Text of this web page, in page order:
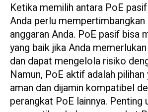
Ketika memilih antara PoE
Anda perlu mempertimbangkan
anggaran Anda. PoE pasif bisa
yang baik jika Anda
dan dapat mengelola risiko
Namun, PoE aktif adalah pilihan
aman dan dijamin kompatibel
perangkat PoE lainnya. Penting